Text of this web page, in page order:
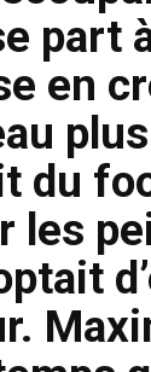
part
en
du
les